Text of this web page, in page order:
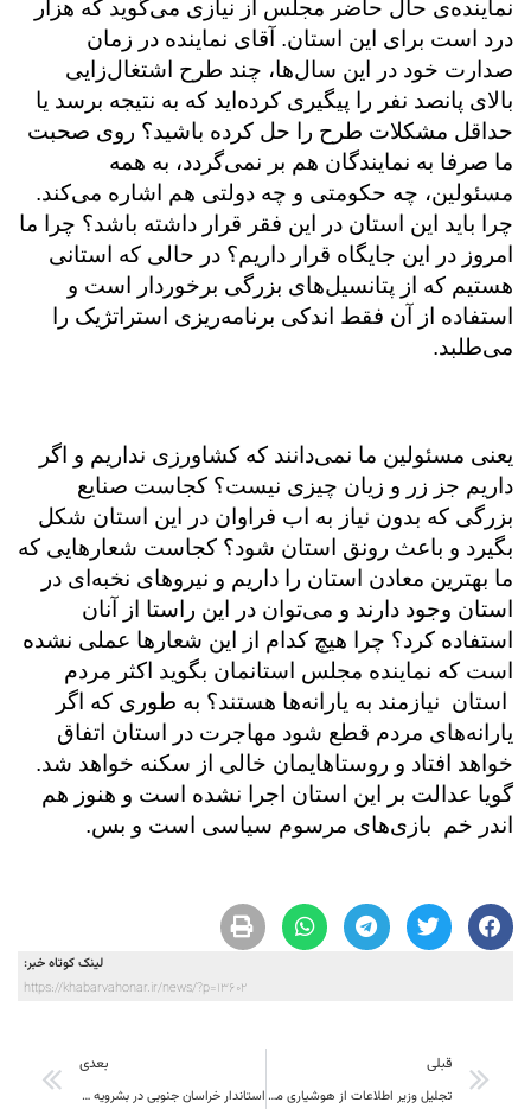
نماینده‌ی حال حاضر مجلس از نیازی می‌گوید که هزار
درد است برای این استان. آقای نماینده در زمان
صدارت خود در این سال‌ها، چند طرح اشتغال‌زایی
بالای پانصد نفر را پیگیری کرده‌اید که به نتیجه برسد یا
حداقل مشکلات طرح را حل کرده باشید؟ روی صحبت
ما صرفا به نمایندگان هم بر نمی‌گردد، به همه
مسئولین، چه حکومتی و چه دولتی هم اشاره می‌کند.
چرا باید این استان در این فقر قرار داشته باشد؟ چرا ما
امروز در این جایگاه قرار داریم؟ در حالی که استانی
هستیم که از پتانسیل‌های بزرگی برخوردار است و
استفاده از آن فقط اندکی برنامه‌ریزی استراتژیک را
می‌طلبد.
یعنی مسئولین ما نمی‌دانند که کشاورزی نداریم و اگر
داریم جز زر و زیان چیزی نیست؟ کجاست صنایع
بزرگی که بدون نیاز به اب فراوان در این استان شکل
بگیرد و باعث رونق استان شود؟ کجاست شعارهایی که
ما بهترین معادن استان را داریم و نیروهای نخبه‌ای در
استان وجود دارند و می‌توان در این راستا از آنان
استفاده کرد؟ چرا هیچ کدام از این شعارها عملی نشده
است که نماینده مجلس استانمان بگوید اکثر مردم
استان نیازمند به یارانه‌ها هستند؟ به طوری که اگر
یارانه‌های مردم قطع شود مهاجرت در استان اتفاق
خواهد افتاد و روستاهایمان خالی از سکنه خواهد شد.
گویا عدالت بر این استان اجرا نشده است و هنوز هم
اندر خم بازی‌های مرسوم سیاسی است و بس.
لینک کوتاه خبر:
https://khabarvahonar.ir/news/?p=13602
قبلی
تجلیل وزیر اطلاعات از هوشیاری مردم و نیروهای امنیتی : از این حوادث باید درس های عبرت آموز گرفت
بعدی
استاندار خراسان جنوبی در بشرویه : باید از وحدت همه ی گروها استفاده کرد